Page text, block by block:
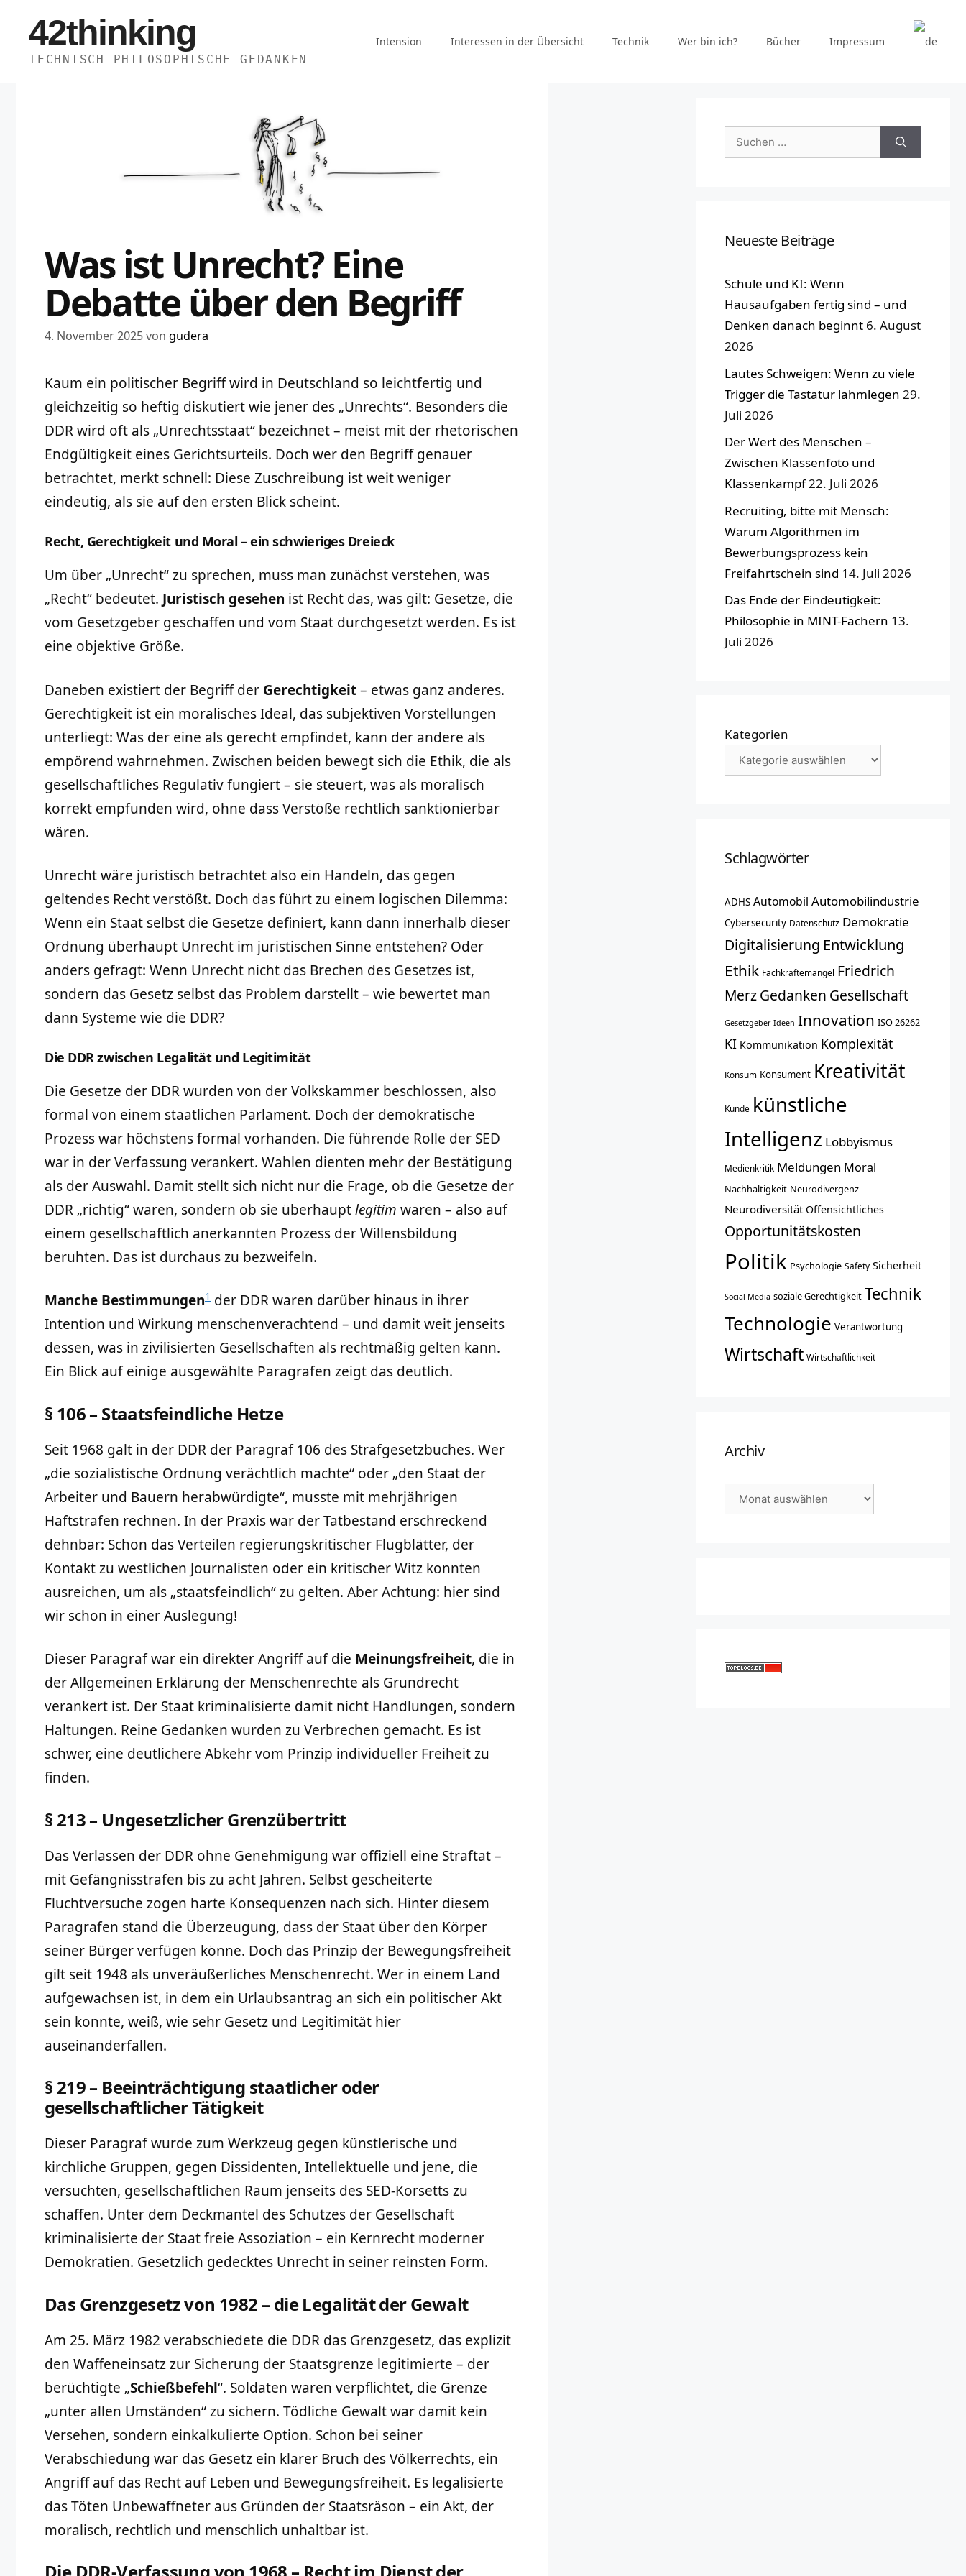
Inhalt
springen
42thinking
TECHNISCH-PHILOSOPHISCHE GEDANKEN
Intension Interessen in der Übersicht Technik Wer bin ich? Bücher Impressum
Was ist Unrecht? Eine
Debatte über den Begriff
4. November 2025von gudera
Kaum ein politischer Begriff wird in Deutschland so leichtfertig und
gleichzeitig so heftig diskutiert wie jener des „Unrechts“. Besonders die
DDR wird oft als „Unrechtsstaat“ bezeichnet – meist mit der rhetorischen
Endgültigkeit eines Gerichtsurteils. Doch wer den Begriff genauer
betrachtet, merkt schnell: Diese Zuschreibung ist weit weniger
eindeutig, als sie auf den ersten Blick scheint.
Recht, Gerechtigkeit und Moral – ein schwieriges Dreieck
Um über „Unrecht“ zu sprechen, muss man zunächst verstehen, was
„Recht“ bedeutet. Juristisch gesehen ist Recht das, was gilt: Gesetze, die
vom Gesetzgeber geschaffen und vom Staat durchgesetzt werden. Es ist
eine objektive Größe.
Daneben existiert der Begriff der Gerechtigkeit– etwas ganz anderes.
Gerechtigkeit ist ein moralisches Ideal, das subjektiven Vorstellungen
unterliegt: Was der eine als gerecht empfindet, kann der andere als
empörend wahrnehmen. Zwischen beiden bewegt sich die Ethik, die als
gesellschaftliches Regulativ fungiert – sie steuert, was als moralisch
korrekt empfunden wird, ohne dass Verstöße rechtlich sanktionierbar
wären.
Unrecht wäre juristisch betrachtet also ein Handeln, das gegen
geltendes Recht verstößt. Doch das führt zu einem logischen Dilemma:
Wenn ein Staat selbst die Gesetze definiert, kann dann innerhalb dieser
Ordnung überhaupt Unrecht im juristischen Sinne entstehen? Oder
anders gefragt: Wenn Unrecht nicht das Brechen des Gesetzes ist,
sondern das Gesetz selbst das Problem darstellt – wie bewertet man
dann Systeme wie die DDR?
Die DDR zwischen Legalität und Legitimität
Die Gesetze der DDR wurden von der Volkskammer beschlossen, also
formal von einem staatlichen Parlament. Doch der demokratische
Prozess war höchstens formal vorhanden. Die führende Rolle der SED
war in der Verfassung verankert. Wahlen dienten mehr der Bestätigung
als der Auswahl. Damit stellt sich nicht nur die Frage, ob die Gesetze der
DDR „richtig“ waren, sondern ob sie überhauptlegitim waren – also auf
einem gesellschaftlich anerkannten Prozess der Willensbildung
beruhten. Das ist durchaus zu bezweifeln.
Manche Bestimmungen1 der DDR waren darüber hinaus in ihrer
Intention und Wirkung menschenverachtend – und damit weit jenseits
dessen, was in zivilisierten Gesellschaften als rechtmäßig gelten kann.
Ein Blick auf einige ausgewählte Paragrafen zeigt das deutlich.
§ 106 – Staatsfeindliche Hetze
Seit 1968 galt in der DDR der Paragraf 106 des Strafgesetzbuches. Wer
„die sozialistische Ordnung verächtlich machte“ oder „den Staat der
Arbeiter und Bauern herabwürdigte“, musste mit mehrjährigen
Haftstrafen rechnen. In der Praxis war der Tatbestand erschreckend
dehnbar: Schon das Verteilen regierungskritischer Flugblätter, der
Kontakt zu westlichen Journalisten oder ein kritischer Witz konnten
ausreichen, um als „staatsfeindlich“ zu gelten. Aber Achtung: hier sind
wir schon in einer Auslegung!
Dieser Paragraf war ein direkter Angriff auf die Meinungsfreiheit, die in
der Allgemeinen Erklärung der Menschenrechte als Grundrecht
verankert ist. Der Staat kriminalisierte damit nicht Handlungen, sondern
Haltungen. Reine Gedanken wurden zu Verbrechen gemacht. Es ist
schwer, eine deutlichere Abkehr vom Prinzip individueller Freiheit zu
finden.
§ 213 – Ungesetzlicher Grenzübertritt
Das Verlassen der DDR ohne Genehmigung war offiziell eine Straftat –
mit Gefängnisstrafen bis zu acht Jahren. Selbst gescheiterte
Fluchtversuche zogen harte Konsequenzen nach sich. Hinter diesem
Paragrafen stand die Überzeugung, dass der Staat über den Körper
seiner Bürger verfügen könne. Doch das Prinzip der Bewegungsfreiheit
gilt seit 1948 als unveräußerliches Menschenrecht. Wer in einem Land
aufgewachsen ist, in dem ein Urlaubsantrag an sich ein politischer Akt
sein konnte, weiß, wie sehr Gesetz und Legitimität hier
auseinanderfallen.
§ 219 – Beeinträchtigung staatlicher oder
gesellschaftlicher Tätigkeit
Dieser Paragraf wurde zum Werkzeug gegen künstlerische und
kirchliche Gruppen, gegen Dissidenten, Intellektuelle und jene, die
versuchten, gesellschaftlichen Raum jenseits des SED-Korsetts zu
schaffen. Unter dem Deckmantel des Schutzes der Gesellschaft
kriminalisierte der Staat freie Assoziation – ein Kernrecht moderner
Demokratien. Gesetzlich gedecktes Unrecht in seiner reinsten Form.
Das Grenzgesetz von 1982 – die Legalität der Gewalt
Am 25. März 1982 verabschiedete die DDR das Grenzgesetz, das explizit
den Waffeneinsatz zur Sicherung der Staatsgrenze legitimierte – der
berüchtigte „Schießbefehl“. Soldaten waren verpflichtet, die Grenze
„unter allen Umständen“ zu sichern. Tödliche Gewalt war damit kein
Versehen, sondern einkalkulierte Option. Schon bei seiner
Verabschiedung war das Gesetz ein klarer Bruch des Völkerrechts, ein
Angriff auf das Recht auf Leben und Bewegungsfreiheit. Es legalisierte
das Töten Unbewaffneter aus Gründen der Staatsräson – ein Akt, der
moralisch, rechtlich und menschlich unhaltbar ist.
Suchen
nach:
Neueste Beiträge
Schule und KI: Wenn
Hausaufgaben fertig sind – und
Denken danach beginnt 6. August
2026
Lautes Schweigen: Wenn zu viele
Trigger die Tastatur lahmlegen 29.
Juli 2026
Der Wert des Menschen –
Zwischen Klassenfoto und
Klassenkampf22. Juli 2026
Recruiting, bitte mit Mensch:
Warum Algorithmen im
Bewerbungsprozess kein
Freifahrtschein sind 14. Juli 2026
Das Ende der Eindeutigkeit:
Philosophie in MINT-Fächern 13.
Juli 2026
Kategorien
Schlagwörter
ADHS Automobil Automobilindustrie
Cybersecurity Datenschutz Demokratie
Digitalisierung Entwicklung
Ethik Fachkräftemangel Friedrich
MerzGedanken Gesellschaft
Gesetzgeber Ideen Innovation ISO 26262
KI Kommunikation Komplexität
Konsum Konsument Kreativität
Kunde künstliche
Intelligenz Lobbyismus
Medienkritik Meldungen Moral
Nachhaltigkeit Neurodivergenz
Neurodiversität Offensichtliches
Opportunitätskosten
Politik Psychologie Safety Sicherheit
Social Media soziale Gerechtigkeit Technik
Technologie Verantwortung
Wirtschaft Wirtschaftlichkeit
Archiv
Archiv